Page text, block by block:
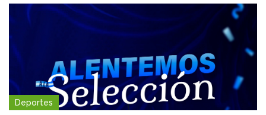
Deportes